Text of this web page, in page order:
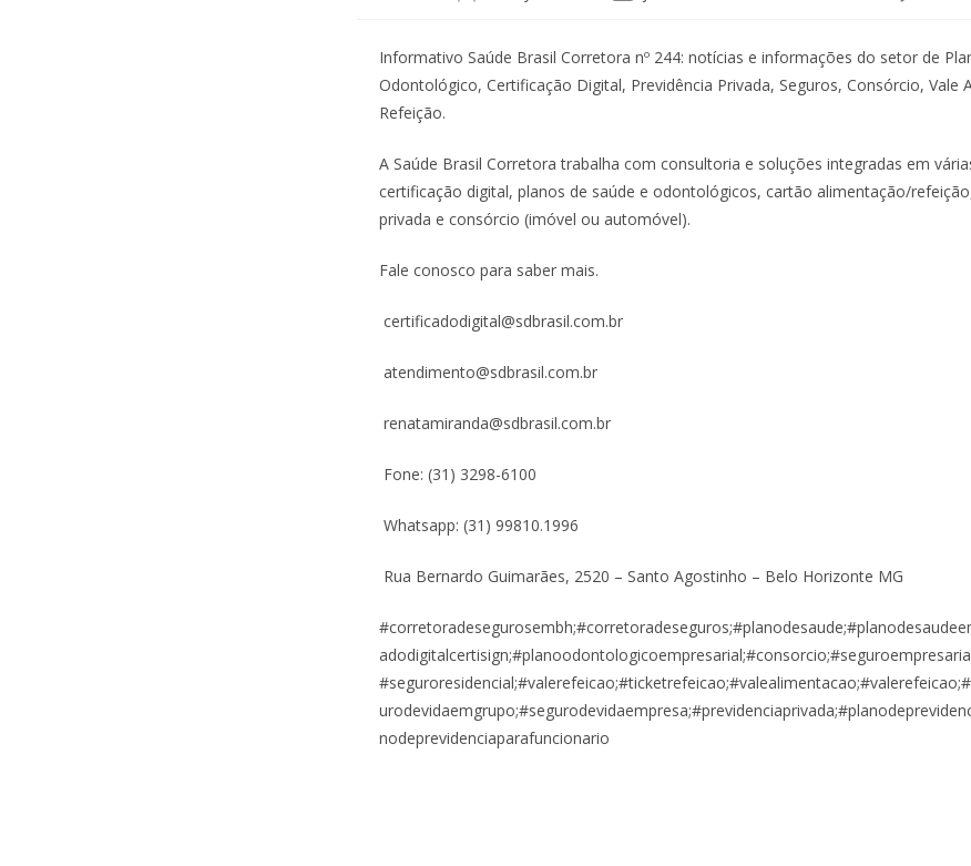
Informativo Saúde Brasil Corretora nº 244: notícias e informações do setor de
Odontológico, Certificação Digital, Previdência Privada, Seguros, Consórcio, Vale
Refeição.
A Saúde Brasil Corretora trabalha com consultoria e soluções integradas em
certificação digital, planos de saúde e odontológicos, cartão alimentação/
privada e consórcio (imóvel ou automóvel).
Fale conosco para saber mais.
certificadodigital@sdbrasil.com.br
atendimento@sdbrasil.com.br
renatamiranda@sdbrasil.com.br
Fone: (31) 3298-6100
Whatsapp: (31) 99810.1996
Rua Bernardo Guimarães, 2520 – Santo Agostinho – Belo Horizonte MG
nodeprevidenciaparafuncionario